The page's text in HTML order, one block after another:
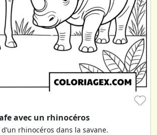
♥
avec un rhinocéros
rhinocéros dans la savane.